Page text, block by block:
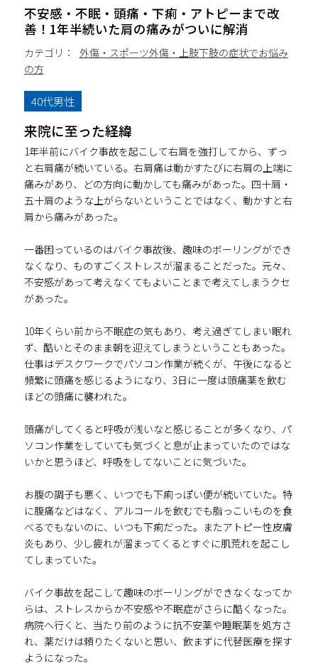
不安感・不眠・頭痛・下痢・アトピーまで改
善！1年半続いた肩の痛みがついに解消
カテゴリ：
外傷・スポーツ外傷・上肢下肢の症状でお悩み
の方
40代男性
来院に至った経緯
1年半前にバイク事故を起こして右肩を強打してから、ずっ
と右肩痛が続いている。右肩痛は動かすたびに右肩の上端に
痛みがあり、どの方向に動かしても痛みがあった。四十肩・
五十肩のような上がらないということではなく、動かすと右
肩から痛みがあった。
一番困っているのはバイク事故後、趣味のボーリングができ
なくなり、ものすごくストレスが溜まることだった。元々、
不安感があって考えなくてもよいことまで考えてしまうクセ
があった。
10年くらい前から不眠症の気もあり、考え過ぎてしまい眠れ
ず、酷いとそのまま朝を迎えてしまうということもあった。
仕事はデスクワークでパソコン作業が続くが、午後になると
頻繁に頭痛を感じるようになり、3日に一度は頭痛薬を飲む
ほどの頭痛に襲われた。
頭痛がしてくると呼吸が浅いなと感じることが多くなり、パ
ソコン作業をしていても気づくと息が止まっていたのではな
いかと思うほど、呼吸をしてないことに気づいた。
お腹の調子も悪く、いつでも下痢っぽい便が続いていた。特
に腹痛などはなく、アルコールを飲むでも脂っこいものを食
べるでもないのに、いつも下痢だった。またアトピー性皮膚
炎もあり、少し疲れが溜まってくるとすぐに肌荒れを起こし
てしまっていた。
バイク事故を起こして趣味のボーリングができなくなってか
らは、ストレスからか不安感や不眠症がさらに酷くなった。
病院へ行くと、当たり前のように抗不安薬や睡眠薬を処方さ
れ、薬だけは頼りたくないと思い、飲まずに代替医療を探す
ようになった。